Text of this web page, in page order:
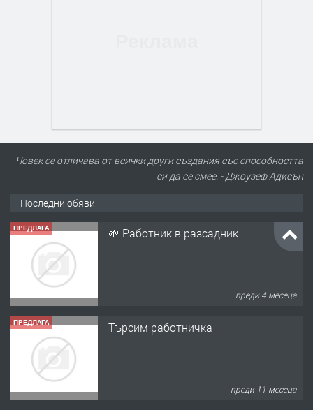
Човек се отличава от всички други създания със способността
си да се смее. - Джоузеф Адисън
Последни обяви
ПРЕДЛАГА 🌱 Работник в разсадник
преди 4 месеца
ПРЕДЛАГА Търсим работничка
преди 11 месеца